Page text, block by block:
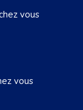
vous
vous